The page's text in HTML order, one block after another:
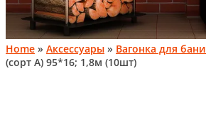
Home » Аксессуары » Вагонка для бани
(сорт А) 95*16; 1,8м (10шт)